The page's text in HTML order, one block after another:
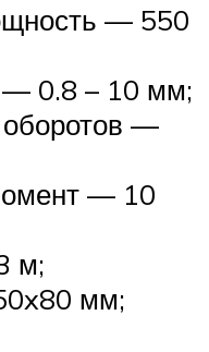
— 550
— 0.8 – 10 мм;
оборотов —
— 10
м;
мм;